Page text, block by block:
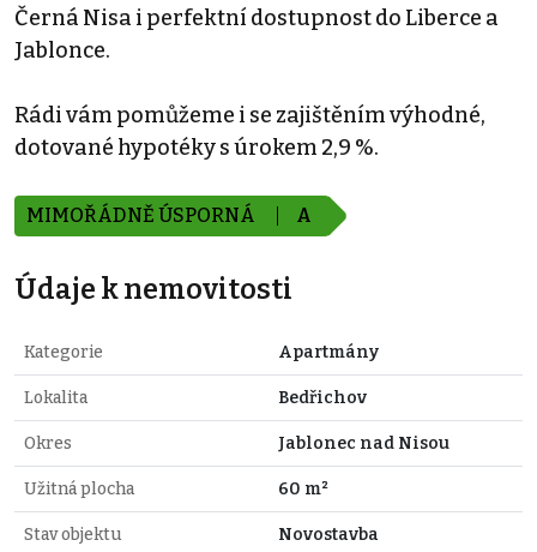
Černá Nisa i perfektní dostupnost do Liberce a
Jablonce.
Rádi vám pomůžeme i se zajištěním výhodné,
dotované hypotéky s úrokem 2,9 %.
MIMOŘÁDNĚ ÚSPORNÁ A
Údaje k nemovitosti
Kategorie Apartmány
Lokalita Bedřichov
Okres Jablonec nad Nisou
Užitná plocha 60 m²
Stav objektu Novostavba